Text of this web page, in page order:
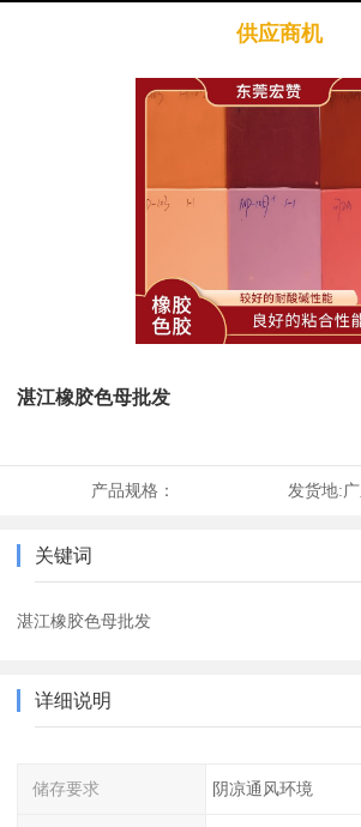
供应商机
湛江橡胶色母批发
产品规格： 发货地:
关键词
湛江橡胶色母批发
详细说明
储存要求 阴凉通风环境